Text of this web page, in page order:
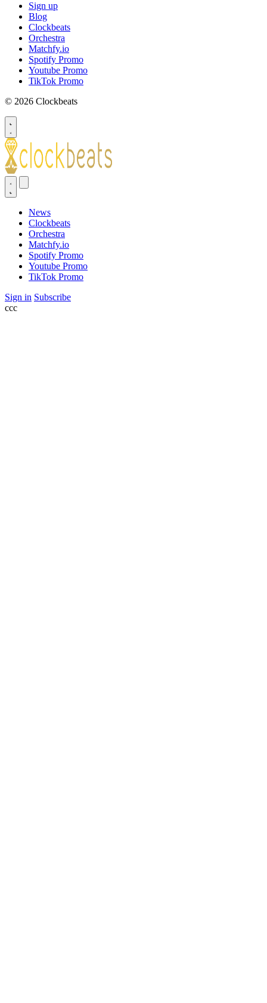
Sign up
Blog
Clockbeats
Orchestra
Matchfy.io
Spotify Promo
Youtube Promo
TikTok Promo
© 2026 Clockbeats
News
Clockbeats
Orchestra
Matchfy.io
Spotify Promo
Youtube Promo
TikTok Promo
Sign in Subscribe
ссс